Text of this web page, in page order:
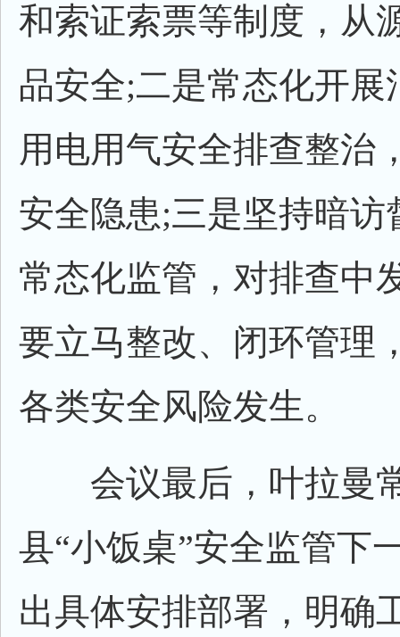
和索证索票等制度，从
品安全;二是常态化开展
用电用气安全排查整治
安全隐患;三是坚持暗访
常态化监管，对排查中
要立马整改、闭环管理
各类安全风险发生。
会议最后，叶拉曼
县“小饭桌”安全监管下
出具体安排部署，明确